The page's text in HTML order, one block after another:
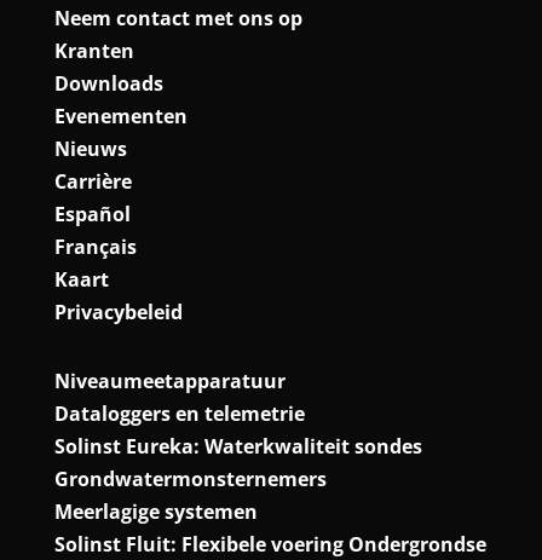
Neem contact met ons op
Kranten
Downloads
Evenementen
Nieuws
Carrière
Español
Français
Kaart
Privacybeleid
Niveaumeetapparatuur
Dataloggers en telemetrie
Solinst Eureka: Waterkwaliteit sondes
Grondwatermonsternemers
Meerlagige systemen
Solinst Fluit: Flexibele voering Ondergrondse